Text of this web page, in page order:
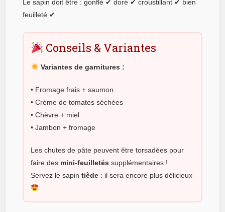
Le sapin doit être : gonflé ✔ doré ✔ croustillant ✔ bien
feuilleté ✔
Conseils & Variantes
Variantes de garnitures :
• Fromage frais + saumon
• Crème de tomates séchées
• Chèvre + miel
• Jambon + fromage
Les chutes de pâte peuvent être torsadées pour
faire des mini-feuilletés supplémentaires !
Servez le sapintiède : il sera encore plus délicieux